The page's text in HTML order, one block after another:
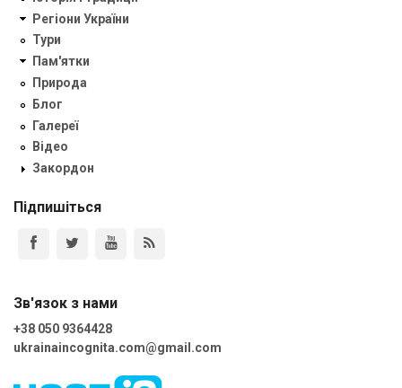
Регіони України
Тури
Пам'ятки
Природа
Блог
Галереї
Відео
Закордон
Підпишіться
Зв'язок з нами
+38 050 9364428
ukrainaincognita.com@gmail.com